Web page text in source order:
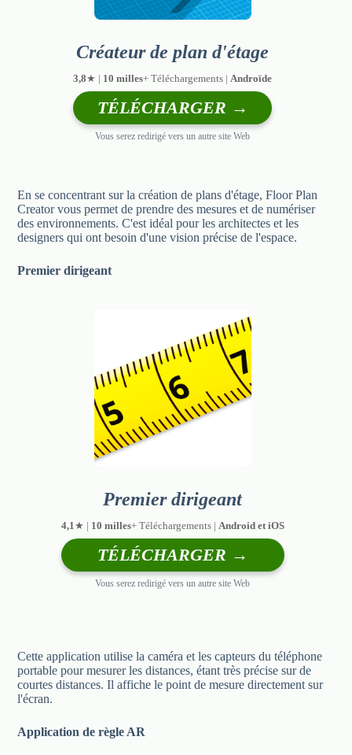
Créateur de plan d'étage
3,8★ | 10 milles+ Téléchargements |Androïde
TÉLÉCHARGER →
Vous serez redirigé vers un autre site Web
En se concentrant sur la création de plans d'étage, Floor Plan
Creator vous permet de prendre des mesures et de numériser
des environnements. C'est idéal pour les architectes et les
designers qui ont besoin d'une vision précise de l'espace.
Premier dirigeant
Premier dirigeant
4,1★ | 10 milles+ Téléchargements | Android et iOS
TÉLÉCHARGER →
Vous serez redirigé vers un autre site Web
Cette application utilise la caméra et les capteurs du téléphone
portable pour mesurer les distances, étant très précise sur de
courtes distances. Il affiche le point de mesure directement sur
l'écran.
Application de règle AR